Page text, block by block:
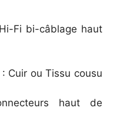
Fi bi-câblage haut
: Cuir ou Tissu cousu
haut de